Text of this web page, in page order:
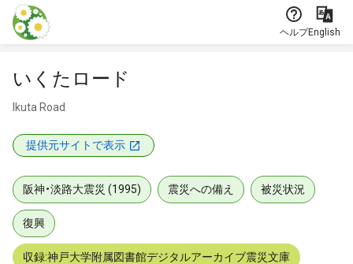
本文に飛ぶ
ヘルプEnglish
いくたロード
Ikuta Road
提供元サイトで表示
阪神・淡路大震災 (1995) 震災への備え 被災状況
復興
収録:神戸大学附属図書館デジタルアーカイブ震災文庫